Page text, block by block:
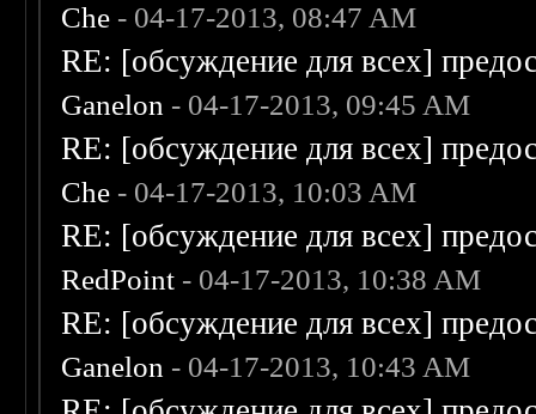
Che - 04-17-2013, 08:47 AM
RE: [обсуждение для всех]
Ganelon - 04-17-2013, 09:45 AM
RE: [обсуждение для всех]
Che - 04-17-2013, 10:03 AM
RE: [обсуждение для всех]
RedPoint - 04-17-2013, 10:38 AM
RE: [обсуждение для всех]
Ganelon - 04-17-2013, 10:43 AM